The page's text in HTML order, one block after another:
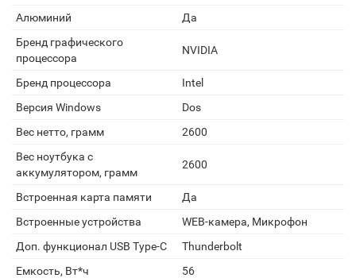
Алюминий
Да
Бренд графического
процессора
NVIDIA
Бренд процессора
Intel
Версия Windows
Dos
Вес нетто, грамм
2600
Вес ноутбука с
аккумулятором, грамм
2600
Встроенная карта памяти
Да
Встроенные устройства
WEB-камера, Микрофон
Доп. функционал USB Type-C
Thunderbolt
Емкость, Вт*ч
56